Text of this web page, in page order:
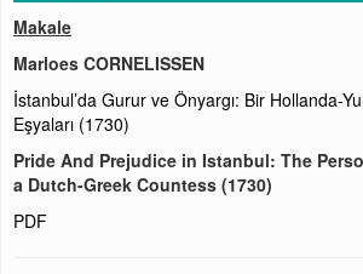
Makale
Marloes CORNELISSEN
İstanbul’da Gurur ve Önyargı: Bir Hollanda-
Eşyaları (1730)
Pride And Prejudice in Istanbul: The
a Dutch-Greek Countess (1730)
PDF